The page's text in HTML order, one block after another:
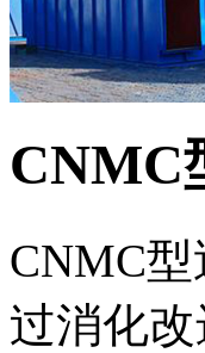
CNMC
CNMC
过消化